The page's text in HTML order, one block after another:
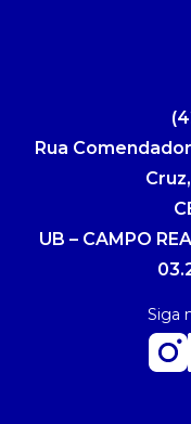
Rua
UB – CAMPO
Siga